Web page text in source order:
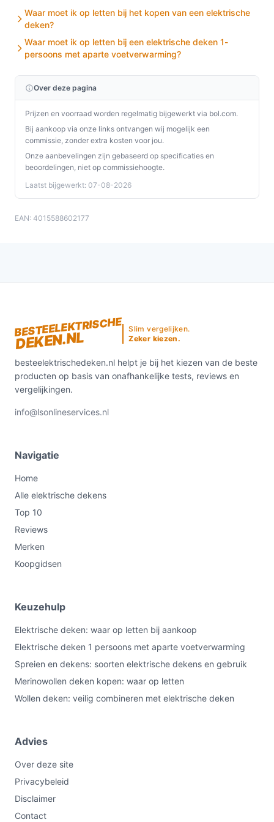
Waar moet ik op letten bij het kopen van een elektrische
deken?
Waar moet ik op letten bij een elektrische deken 1-
persoons met aparte voetverwarming?
Over deze pagina
Prijzen en voorraad worden regelmatig bijgewerkt via bol.com.
Bij aankoop via onze links ontvangen wij mogelijk een
commissie, zonder extra kosten voor jou.
Onze aanbevelingen zijn gebaseerd op specificaties en
beoordelingen, niet op commissiehoogte.
Laatst bijgewerkt: 07-08-2026
EAN: 4015588602177
BESTEELEKTRISCHE
DEKEN.NL
Slim vergelijken.
Zeker kiezen.
besteelektrischedeken.nl helpt je bij het kiezen van de beste
producten op basis van onafhankelijke tests, reviews en
vergelijkingen.
info@lsonlineservices.nl
Navigatie
Home
Alle elektrische dekens
Top 10
Reviews
Merken
Koopgidsen
Keuzehulp
Elektrische deken: waar op letten bij aankoop
Elektrische deken 1 persoons met aparte voetverwarming
Spreien en dekens: soorten elektrische dekens en gebruik
Merinowollen deken kopen: waar op letten
Wollen deken: veilig combineren met elektrische deken
Advies
Over deze site
Privacybeleid
Disclaimer
Contact